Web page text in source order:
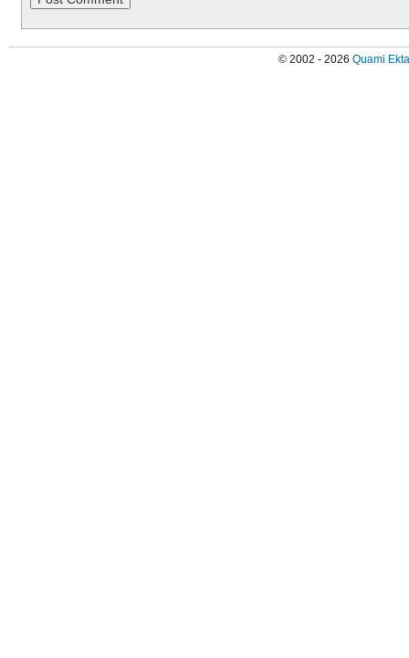
© 2002 - 2026 Quami